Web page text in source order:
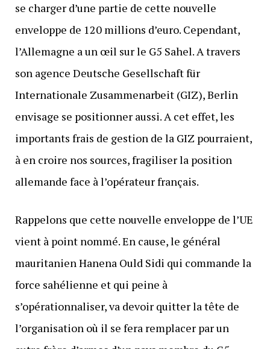
se charger d’une partie de cette nouvelle
enveloppe de 120 millions d’euro. Cependant,
l’Allemagne a un œil sur le G5 Sahel. A travers
son agence Deutsche Gesellschaft für
Internationale Zusammenarbeit (GIZ), Berlin
envisage se positionner aussi. A cet effet, les
importants frais de gestion de la GIZ pourraient,
à en croire nos sources, fragiliser la position
allemande face à l’opérateur français.
Rappelons que cette nouvelle enveloppe de l’UE
vient à point nommé. En cause, le général
mauritanien Hanena Ould Sidi qui commande la
force sahélienne et qui peine à
s’opérationnaliser, va devoir quitter la tête de
l’organisation où il se fera remplacer par un